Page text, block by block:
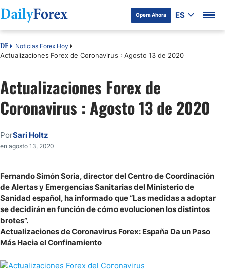
Opera Ahora ES
DF Noticias Forex Hoy
Actualizaciones Forex de Coronavirus : Agosto 13 de 2020
Actualizaciones Forex de
Coronavirus : Agosto 13 de 2020
PorSari Holtz
en agosto 13, 2020
Fernando Simón Soria, director del Centro de Coordinación
de Alertas y Emergencias Sanitarias del Ministerio de
Sanidad español, ha informado que “Las medidas a adoptar
se decidirán en función de cómo evolucionen los distintos
brotes”.
Actualizaciones de Coronavirus Forex: España Da un Paso
Más Hacia el Confinamiento